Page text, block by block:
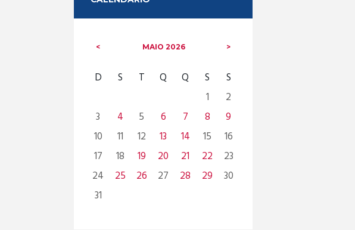
MAIO2026
D S T Q Q S
S
1
2
3
4 5 6 7 8
9
10
11 12 13 14 15
16
17
18 19 20 21 22
23
24
25 26 27 28 29
30
31